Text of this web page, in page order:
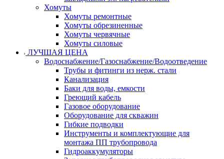
Хомуты
Хомуты ремонтные
Хомуты обрезиненные
Хомуты червячные
Хомуты силовые
ЛУЧШАЯ ЦЕНА
Водоснабжение/Газоснабжение/Водоотведение
Трубы и фитинги из нерж. стали
Канализация
Баки для воды, емкости
Греющий кабель
Газовое оборудование
Оборудование для скважин
Гибкие подводки
Инструменты и комплектующие для
монтажа ПП трубопровода
Гидроаккумуляторы